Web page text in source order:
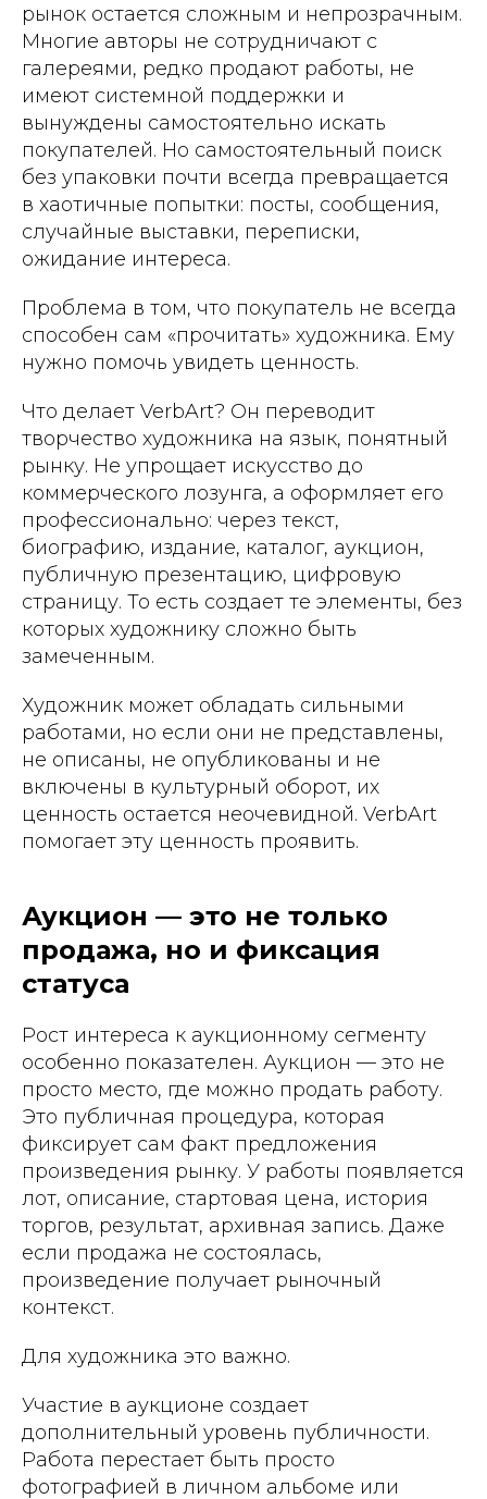
рынок остается сложным и непрозрачным.
Многие авторы не сотрудничают с
галереями, редко продают работы, не
имеют системной поддержки и
вынуждены самостоятельно искать
покупателей. Но самостоятельный поиск
без упаковки почти всегда превращается
в хаотичные попытки: посты, сообщения,
случайные выставки, переписки,
ожидание интереса.
Проблема в том, что покупатель не всегда
способен сам «прочитать» художника. Ему
нужно помочь увидеть ценность.
Что делает VerbArt? Он переводит
творчество художника на язык, понятный
рынку. Не упрощает искусство до
коммерческого лозунга, а оформляет его
профессионально: через текст,
биографию, издание, каталог, аукцион,
публичную презентацию, цифровую
страницу. То есть создает те элементы, без
которых художнику сложно быть
замеченным.
Художник может обладать сильными
работами, но если они не представлены,
не описаны, не опубликованы и не
включены в культурный оборот, их
ценность остается неочевидной. VerbArt
помогает эту ценность проявить.
Аукцион — это не только
продажа, но и фиксация
статуса
Рост интереса к аукционному сегменту
особенно показателен. Аукцион — это не
просто место, где можно продать работу.
Это публичная процедура, которая
фиксирует сам факт предложения
произведения рынку. У работы появляется
лот, описание, стартовая цена, история
торгов, результат, архивная запись. Даже
если продажа не состоялась,
произведение получает рыночный
контекст.
Для художника это важно.
Участие в аукционе создает
дополнительный уровень публичности.
Работа перестает быть просто
фотографией в личном альбоме или